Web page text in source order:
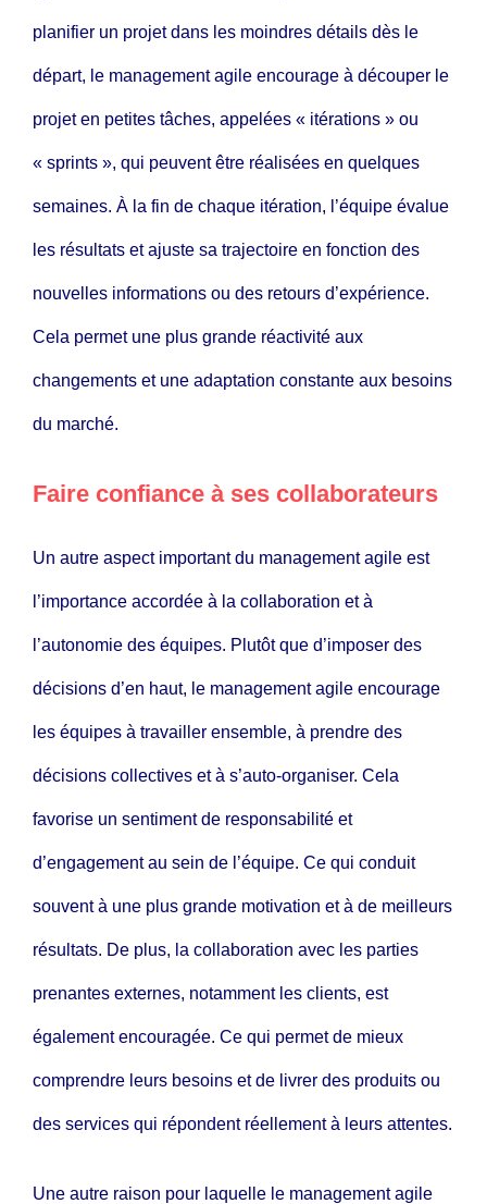
planifier un projet dans les moindres détails dès le
départ, le management agile encourage à découper le
projet en petites tâches, appelées « itérations » ou
« sprints », qui peuvent être réalisées en quelques
semaines. À la fin de chaque itération, l’équipe évalue
les résultats et ajuste sa trajectoire en fonction des
nouvelles informations ou des retours d’expérience.
Cela permet une plus grande réactivité aux
changements et une adaptation constante aux besoins
du marché.
Faire confiance à ses collaborateurs
Un autre aspect important du management agile est
l’importance accordée à la collaboration et à
l’autonomie des équipes. Plutôt que d’imposer des
décisions d’en haut, le management agile encourage
les équipes à travailler ensemble, à prendre des
décisions collectives et à s’auto-organiser. Cela
favorise un sentiment de responsabilité et
d’engagement au sein de l’équipe. Ce qui conduit
souvent à une plus grande motivation et à de meilleurs
résultats. De plus, la collaboration avec les parties
prenantes externes, notamment les clients, est
également encouragée. Ce qui permet de mieux
comprendre leurs besoins et de livrer des produits ou
des services qui répondent réellement à leurs attentes.
Une autre raison pour laquelle le management agile